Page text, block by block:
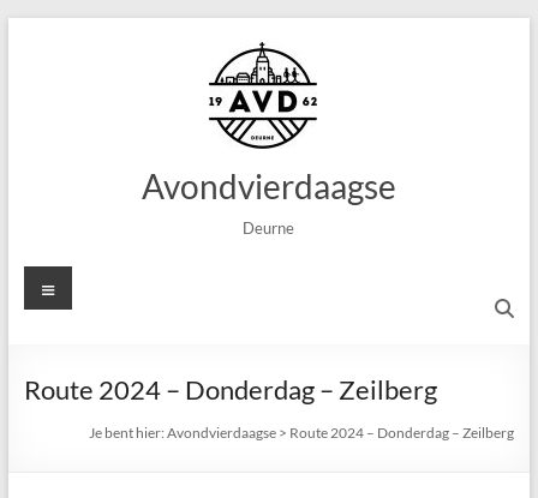
Avondvierdaagse
Deurne
Menu
Route 2024 – Donderdag – Zeilberg
Je bent hier:Avondvierdaagse > Route 2024 – Donderdag – Zeilberg